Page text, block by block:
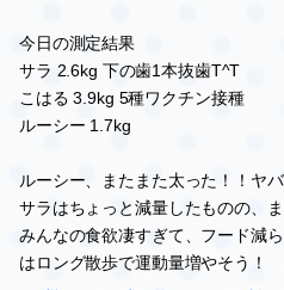
今日の測定結果
サラ 2.6kg 下の歯1本抜歯T^T
こはる 3.9kg 5種ワクチン接種
ルーシー 1.7kg
ルーシー、またまた太った！！ヤバ
サラはちょっと減量したものの、
みんなの食欲凄すぎて、フード減
はロング散歩で運動量増やそう！